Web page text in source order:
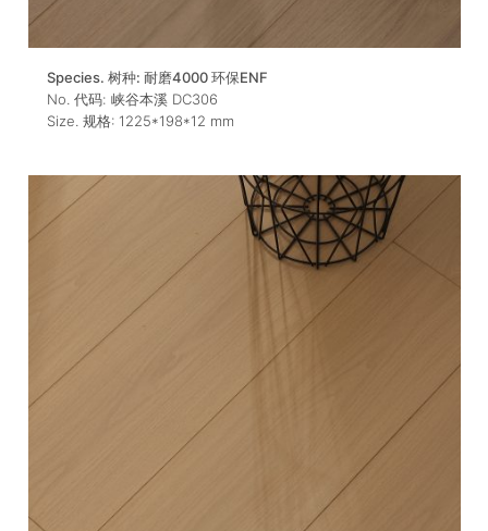
Species. 树种: 耐磨4000 环保ENF
No. 代码: 峡谷本溪 DC306
Size. 规格: 1225*198*12 mm